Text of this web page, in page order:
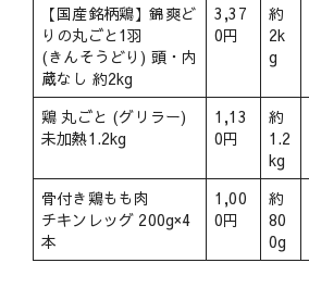
【国産銘柄鶏】錦爽ど
りの丸ごと1羽
(きんそうどり) 頭・内
蔵なし 約2kg
3,37
0円
約
2k
g
鶏 丸ごと (グリラー)
未加熱1.2kg
1,13
0円
約
1.2
kg
骨付き鶏もも肉
チキンレッグ 200g×4
本
1,00
0円
約
80
0g